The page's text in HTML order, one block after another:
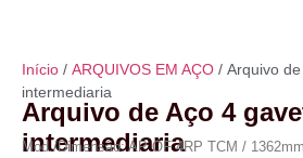
Início / ARQUIVOS EM AÇO / Arquivo
intermediaria
Arquivo de Aço 4
intermediaria
Mod./Dimensão: AP OF 4RP TCM /